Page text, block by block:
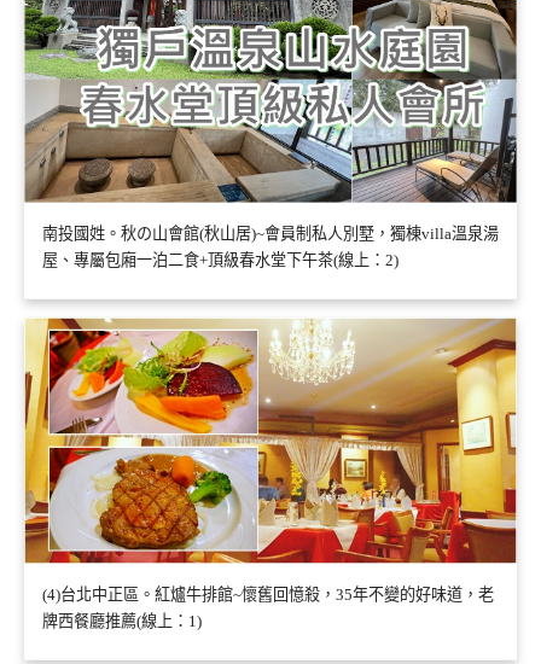
南投國姓。秋の山會館(秋山居)~會員制私人別墅，獨棟villa溫泉湯
屋、專屬包廂一泊二食+頂級春水堂下午茶(線上：2)
(4)台北中正區。紅爐牛排館~懷舊回憶殺，35年不變的好味道，老
牌西餐廳推薦(線上：1)